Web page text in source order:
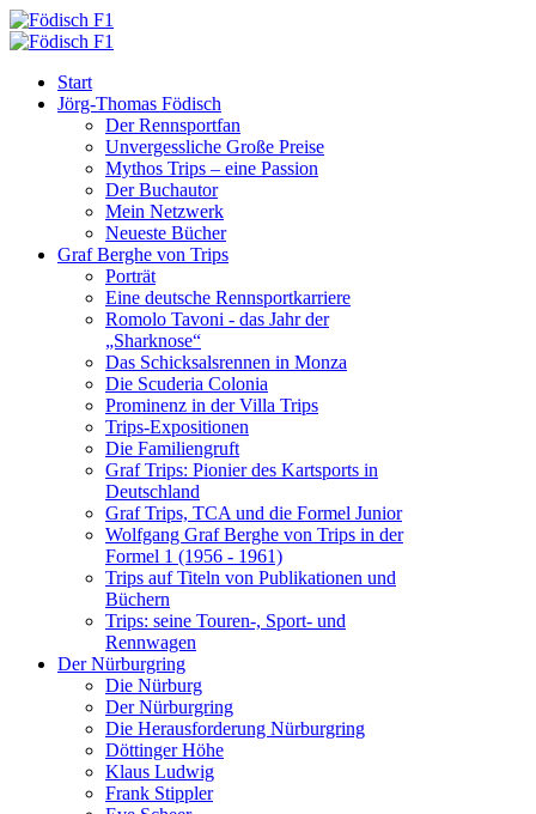
Start
Jörg-Thomas Födisch
Der Rennsportfan
Unvergessliche Große Preise
Mythos Trips – eine Passion
Der Buchautor
Mein Netzwerk
Neueste Bücher
Graf Berghe von Trips
Porträt
Eine deutsche Rennsportkarriere
Romolo Tavoni - das Jahr der
„Sharknose“
Das Schicksalsrennen in Monza
Die Scuderia Colonia
Prominenz in der Villa Trips
Trips-Expositionen
Die Familiengruft
Graf Trips: Pionier des Kartsports in
Deutschland
Graf Trips, TCA und die Formel Junior
Wolfgang Graf Berghe von Trips in der
Formel 1 (1956 - 1961)
Trips auf Titeln von Publikationen und
Büchern
Trips: seine Touren-, Sport- und
Rennwagen
Der Nürburgring
Die Nürburg
Der Nürburgring
Die Herausforderung Nürburgring
Döttinger Höhe
Klaus Ludwig
Frank Stippler